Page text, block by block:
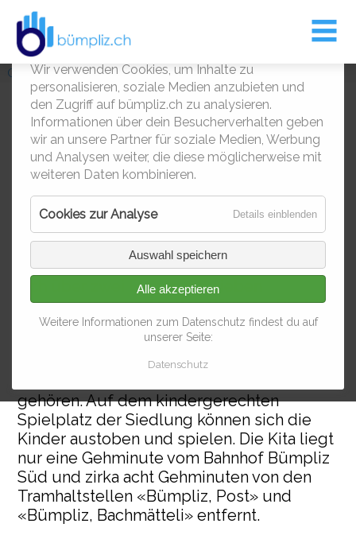
Cookies – Nicht die zum Essen
Wir verwenden Cookies, um Inhalte zu
personalisieren, soziale Medien anzubieten und
den Zugriff auf bümpliz.ch zu analysieren.
Informationen über dein Besucherverhalten geben
wir an unsere Partner für soziale Medien, Werbung
und Analysen weiter, die diese möglicherweise mit
weiteren Daten kombinieren.
Cookies zur Analyse Details einblendenfür
Cookies
zur
Auswahl speichern
Alle akzeptieren
Weitere Informationen zum Datenschutz findest du auf
unserer Seite:
Datenschutz
Gewerbe Gewerbe Firmen im Detail
Kita Burgunder
Die Kita im grossen Rieghaus
Die Kita Burgunder liegt in einem grossen
Rieghaus in der gleichnamigen autofreien
Siedlung in Bümpliz Süd. Die Kita erstreckt
sich über zwei Etagen mit sieben
grosszügigen und hellen Räumen. Die Kita
Burgunder bietet den Kindern viele Spiel-
und Gestaltungsmöglichkeiten aber auch
die nötige Ruhezonen. Dazu kommen die
gehören. Auf dem kindergerechten
Spielplatz der Siedlung können sich die
Kinder austoben und spielen. Die Kita liegt
nur eine Gehminute vom Bahnhof Bümpliz
Süd und zirka acht Gehminuten von den
Tramhaltstellen «Bümpliz, Post» und
«Bümpliz, Bachmätteli» entfernt.
Über Bümpliz / Bethlehem
Siedlungen & Quartiere
Impressionen
Entsorgungskalender
Gastronomie
Kinder & Jugendliche
Kindertagesstätten
Kirchen
Quartiervereine
Räume zum Mieten
Sportvereine
Traulokal Bümpliz
Wohnen
Informationen zur Entsorgung
Musik aus Bern-West
Die Macher